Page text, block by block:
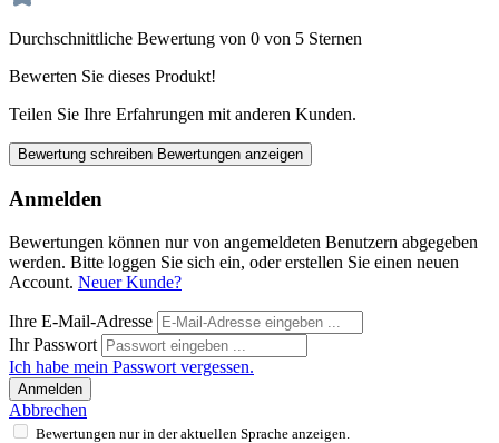
Durchschnittliche Bewertung von 0 von 5 Sternen
Bewerten Sie dieses Produkt!
Teilen Sie Ihre Erfahrungen mit anderen Kunden.
Bewertung schreiben Bewertungen anzeigen
Anmelden
Bewertungen können nur von angemeldeten Benutzern abgegeben
werden. Bitte loggen Sie sich ein, oder erstellen Sie einen neuen
Account. Neuer Kunde?
Ihre E-Mail-Adresse
Ihr Passwort
Ich habe mein Passwort vergessen.
Anmelden
Abbrechen
Bewertungen nur in der aktuellen Sprache anzeigen.